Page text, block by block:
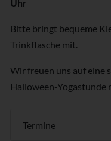
Uhr
Bitte bringt bequeme
Trinkflasche mit.
Wir freuen uns auf eine
Halloween-Yogastunde
Termine